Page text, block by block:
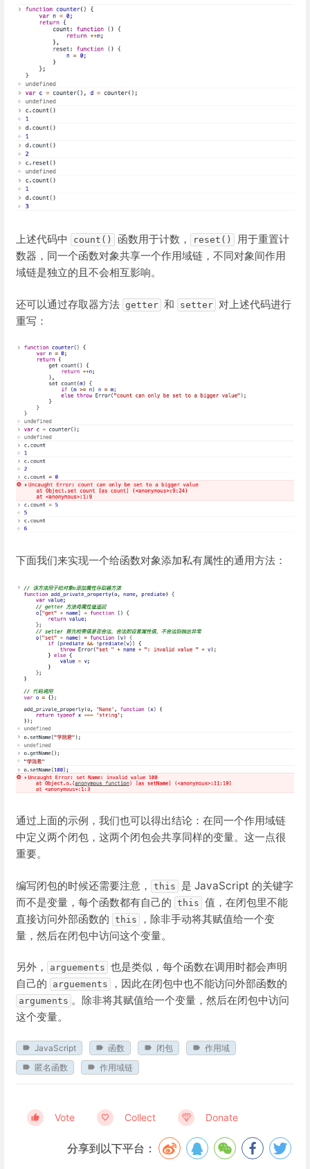
上述代码中 count() 函数用于计数， reset()
用于重置计
数器，同一个函数对象共享一个作用域链，不同对象间作用
域链是独立的且不会相互影响。
还可以通过存取器方法 getter 和 setter 对上述代码进行
重写：
下面我们来实现一个给函数对象添加私有属性的通用方法：
通过上面的示例，我们也可以得出结论：在同一个作用域链
中定义两个闭包，这两个闭包会共享同样的变量。这一点很
重要。
编写闭包的时候还需要注意， this
是 JavaScript 的关键字
而不是变量，每个函数都有自己的 this 值，在闭包里不能
直接访问外部函数的 this
，除非手动将其赋值给一个变
量，然后在闭包中访问这个变量。
另外， arguements 也是类似，每个函数在调用时都会声明
自己的
arguements ，因此在闭包中也不能访问外部函数的
arguments 。除非将其赋值给一个变量，然后在闭包中访问
这个变量。
JavaScript 函数 闭包
作用域
匿名函数
作用域链
Vote Collect Donate
分享到以下平台：